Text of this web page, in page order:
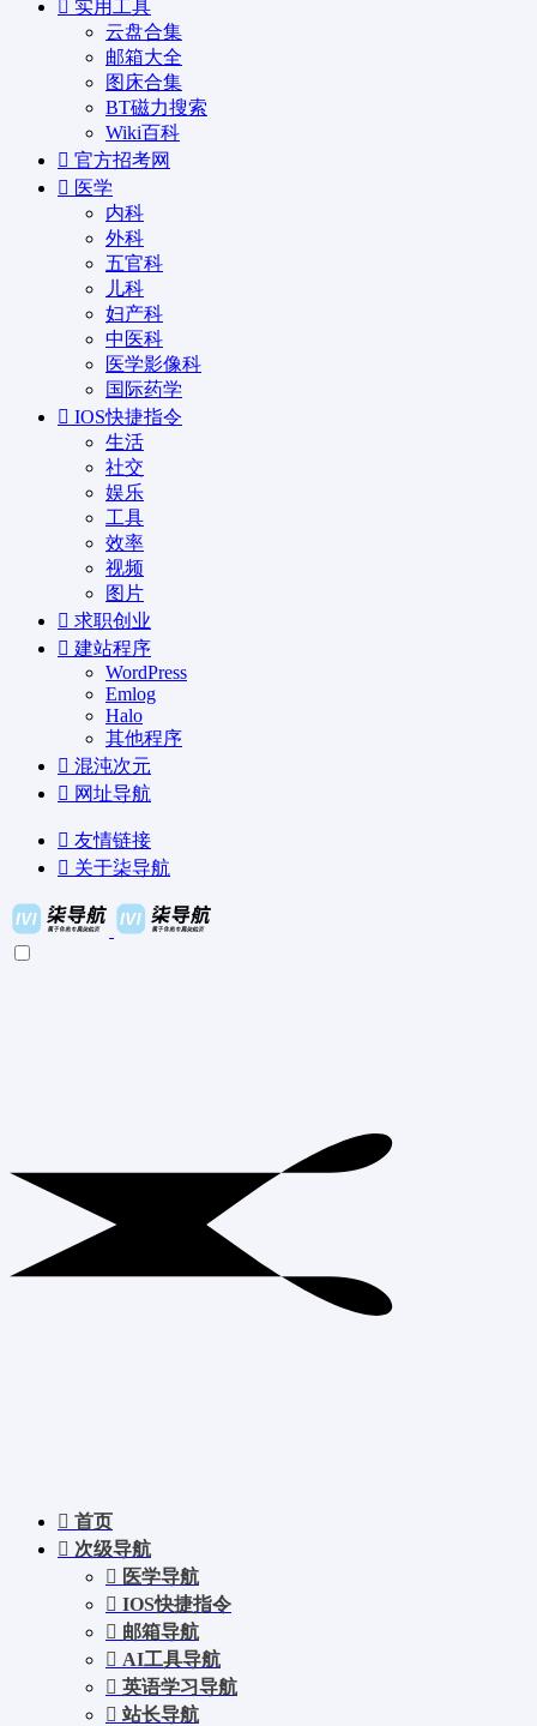
实用工具
云盘合集
邮箱大全
图床合集
BT磁力搜索
Wiki百科
官方招考网
医学
内科
外科
五官科
儿科
妇产科
中医科
医学影像科
国际药学
IOS快捷指令
生活
社交
娱乐
工具
效率
视频
图片
求职创业
建站程序
WordPress
Emlog
Halo
其他程序
混沌次元
网址导航
友情链接
关于柒导航
首页
次级导航
医学导航
IOS快捷指令
邮箱导航
AI工具导航
英语学习导航
站长导航